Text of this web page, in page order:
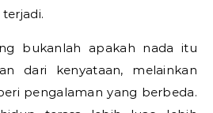
bukanlah apakah nada itu
dari kenyataan, melainkan
pengalaman yang berbeda.